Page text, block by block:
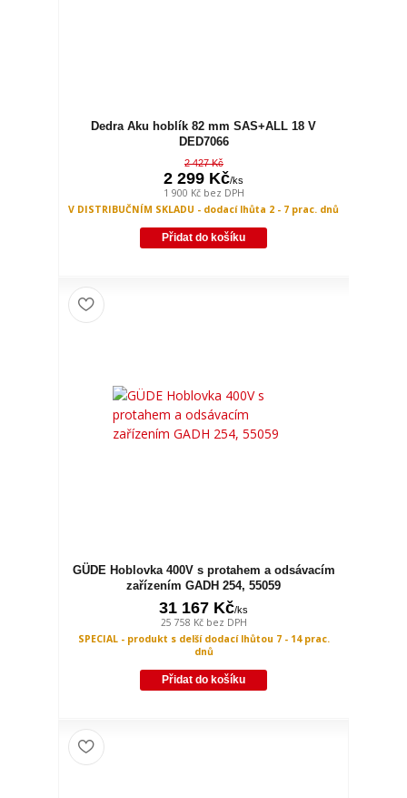
Dedra Aku hoblík 82 mm SAS+ALL 18 V
DED7066
2 427 Kč
2 299 Kč/ks
1 900 Kč bez DPH
V DISTRIBUČNÍM SKLADU - dodací lhůta 2 - 7 prac. dnů
Přidat do košíku
GÜDE Hoblovka 400V s protahem a odsávacím
zařízením GADH 254, 55059
31 167 Kč/ks
25 758 Kč bez DPH
SPECIAL - produkt s delší dodací lhůtou 7 - 14 prac.
dnů
Přidat do košíku